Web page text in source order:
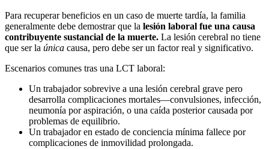
Para recuperar beneficios en un caso de muerte tardía, la familia
generalmente debe demostrar que la lesión laboral fue una causa
contribuyente sustancial de la muerte. La lesión cerebral no tiene
que ser la única causa, pero debe ser un factor real y significativo.
Escenarios comunes tras una LCT laboral:
Un trabajador sobrevive a una lesión cerebral grave pero
desarrolla complicaciones mortales—convulsiones, infección,
neumonía por aspiración, o una caída posterior causada por
problemas de equilibrio.
Un trabajador en estado de conciencia mínima fallece por
complicaciones de inmovilidad prolongada.